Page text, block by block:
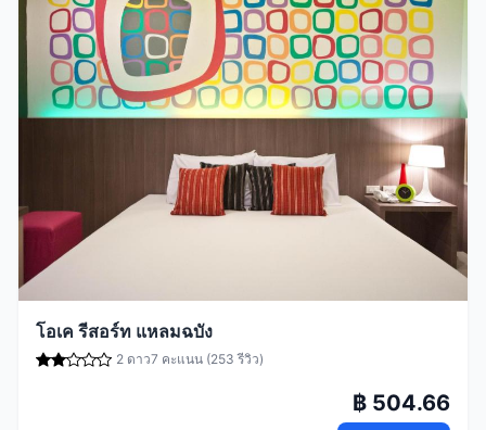
โอเค รีสอร์ท แหลมฉบัง
2 ดาว7 คะแนน (253 รีวิว)
฿ 504.66